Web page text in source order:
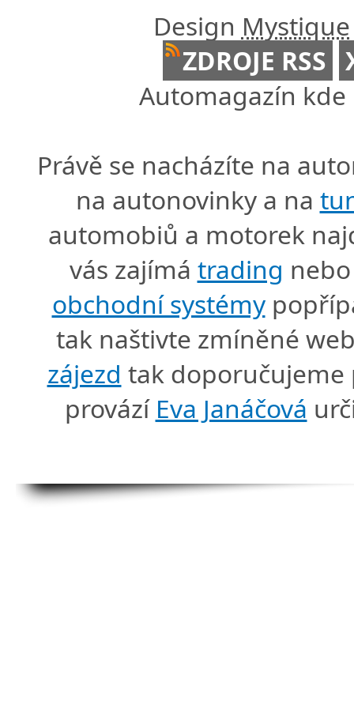
Design Mystique
ZDROJE RSS
Automagazín
Právě se nacházíte na
na autonovinky a na
automobiů a motorek
vás zajímá trading
obchodní systémy
tak naštivte zmíněné
zájezd tak doporučujeme
provází Eva Janáčová